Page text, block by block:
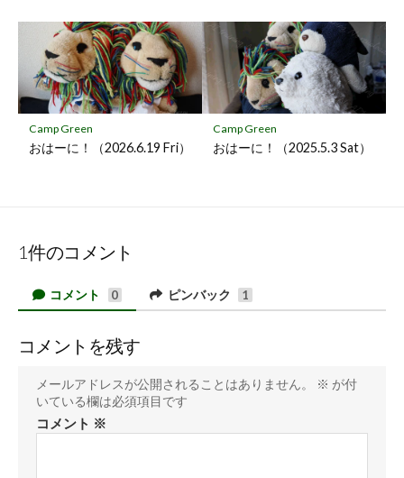
Camp Green
おはーに！（2026.6.19 Fri）
Camp Green
おはーに！（2025.5.3 Sat）
1件のコメント
コメント 0 ピンバック 1
コメントを残す
メールアドレスが公開されることはありません。 ※ が付
いている欄は必須項目です
コメント ※